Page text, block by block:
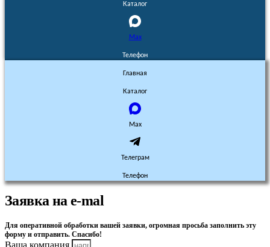
Каталог
Max
Телефон
Главная
Каталог
Max
Телеграм
Телефон
Заявка на e-mal
Для оперативной обработки вашей заявки, огромная просьба заполнить эту
форму и отправить. Спасибо!